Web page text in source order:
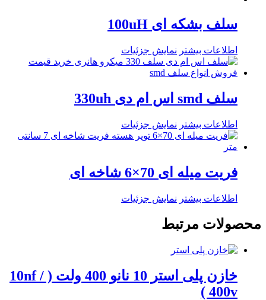
سلف بشکه ای 100uH
اطلاعات بیشتر نمایش جزئیات
سلف smd اس ام دی 330uh
اطلاعات بیشتر نمایش جزئیات
فریت میله ای 70×6 شاخه ای
اطلاعات بیشتر نمایش جزئیات
محصولات مرتبط
خازن پلی استر 10 نانو 400 ولت ( 10nf /
400v )